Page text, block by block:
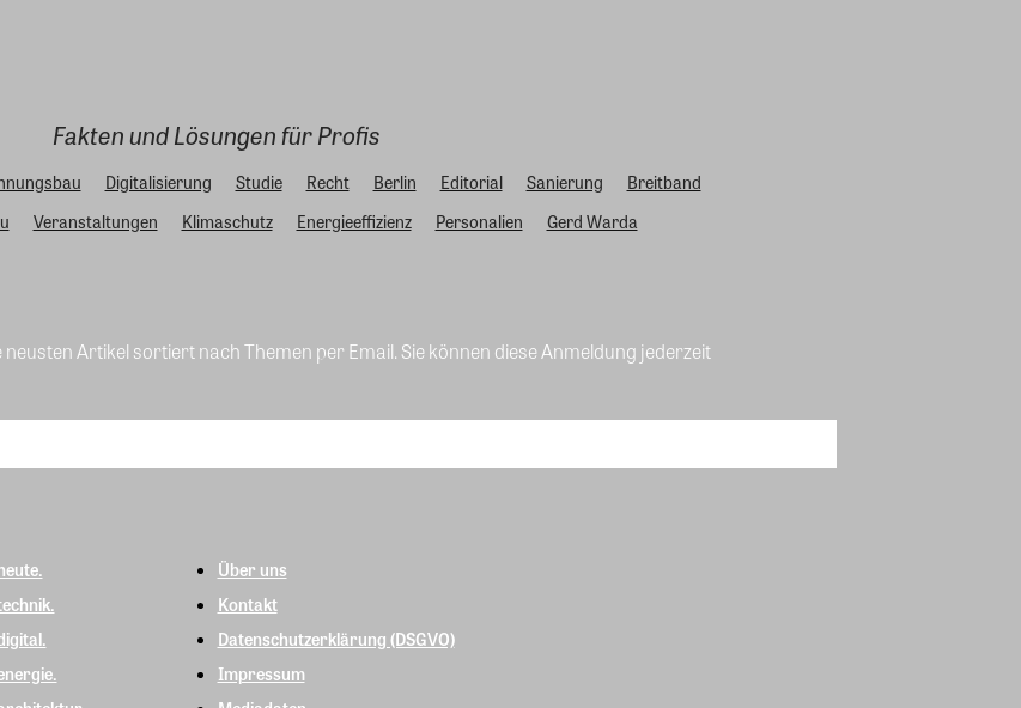
Fakten und Lösungen für Profis
Digitalisierung Studie Recht Berlin Editorial Sanierung
Breitband
Veranstaltungen Klimaschutz Energieeffizienz Personalien Gerd Warda
Artikel sortiert nach Themen per Email. Sie können diese Anmeldung jederzeit
Über uns
Kontakt
Datenschutzerklärung (DSGVO)
Impressum